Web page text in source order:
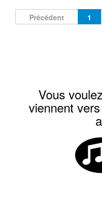
Précédent 1
Vous
viennent